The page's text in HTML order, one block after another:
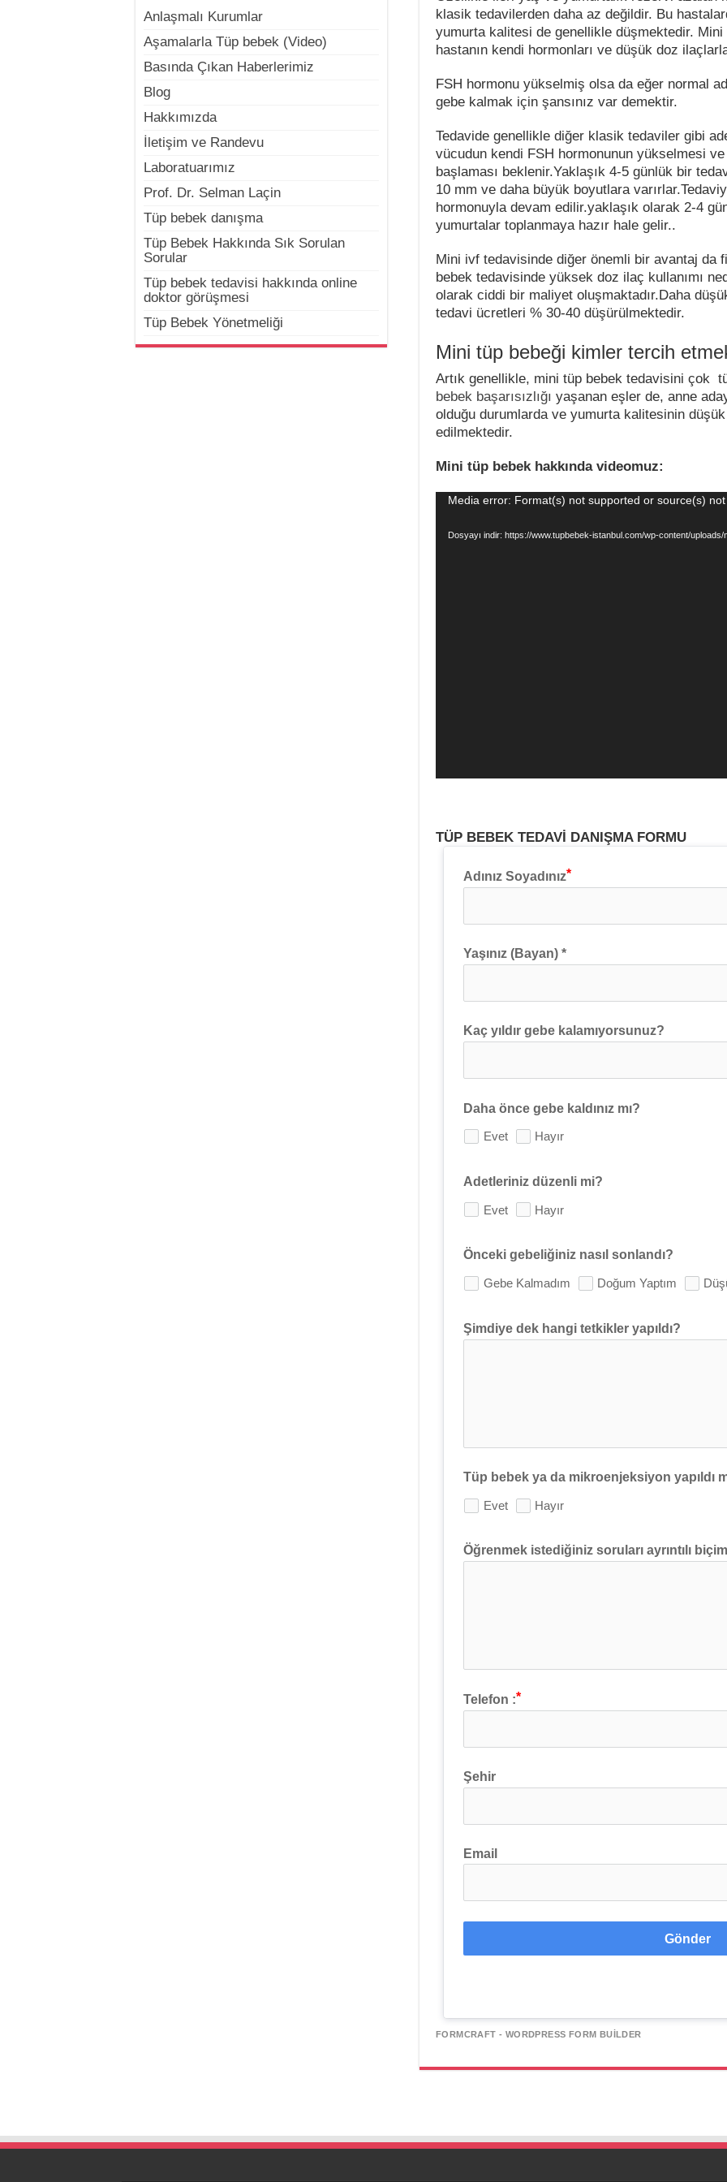
klasik tedavilerden daha az değildir. Bu
yumurta kalitesi de genellikle düşmektedir. Mini
hastanın kendi hormonları ve düşük doz
FSH hormonu yükselmiş olsa da eğer normal
gebe kalmak için şansınız var demektir.
Tedavide genellikle diğer klasik tedaviler gibi
vücudun kendi FSH hormonunun yükselmesi ve
başlaması beklenir.Yaklaşık 4-5 günlük bir
10 mm ve daha büyük boyutlara
hormonuyla devam edilir.yaklaşık olarak 2-4
yumurtalar toplanmaya hazır hale gelir..
Mini ivf tedavisinde diğer önemli bir avantaj da
bebek tedavisinde yüksek doz ilaç kullanımı
olarak ciddi bir maliyet oluşmaktadır.Daha
tedavi ücretleri % 30-40 düşürülmektedir.
Mini tüp bebeği kimler tercih
Artık genellikle, mini tüp bebek tedavisini çok
bebek başarısızlığı yaşanan eşler de, anne
olduğu durumlarda ve yumurta kalitesinin
edilmektedir.
Mini tüp bebek hakkında videomuz:
Video
Media error: Format(s) not supported or source(s) not
Dosyayı indir: https://www.tupbebek-istanbul.com/wp-content/
TÜP BEBEK TEDAVİ DANIŞMA FORMU
Adınız Soyadınız
Yaşınız (Bayan) *
Kaç yıldır gebe kalamıyorsunuz?
Daha önce gebe kaldınız mı?
Evet Hayır
Adetleriniz düzenli mi?
Evet Hayır
Önceki gebeliğiniz nasıl sonlandı?
Gebe Kalmadım Doğum Yaptım
Şimdiye dek hangi tetkikler yapıldı?
Tüp bebek ya da mikroenjeksiyon yapıldı
Evet Hayır
Öğrenmek istediğiniz soruları ayrıntılı
Telefon :
Şehir
Email
Gönder
FORMCRAFT - WORDPRESS FORM BUILDER
Anlaşmalı Kurumlar
Aşamalarla Tüp bebek (Video)
Basında Çıkan Haberlerimiz
Blog
Hakkımızda
İletişim ve Randevu
Laboratuarımız
Prof. Dr. Selman Laçin
Tüp bebek danışma
Tüp Bebek Hakkında Sık Sorulan
Sorular
Tüp bebek tedavisi hakkında online
doktor görüşmesi
Tüp Bebek Yönetmeliği